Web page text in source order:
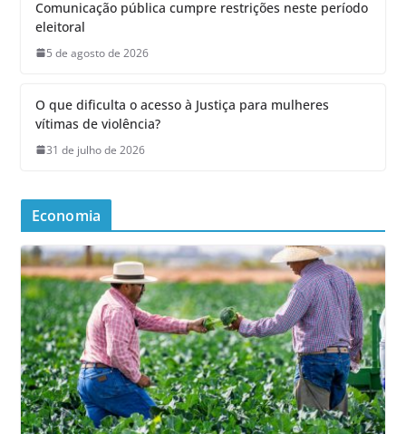
Comunicação pública cumpre restrições neste período
eleitoral
5 de agosto de 2026
O que dificulta o acesso à Justiça para mulheres
vítimas de violência?
31 de julho de 2026
Economia